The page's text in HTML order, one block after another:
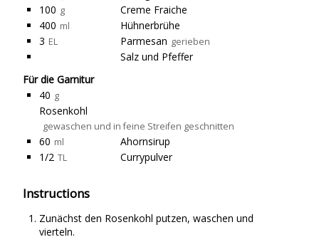
100 g
Creme Fraiche
400 ml
Hühnerbrühe
3 EL Parmesan gerieben
Salz und Pfeffer
Für die Garnitur
40 g
Rosenkohl
gewaschen und in feine Streifen geschnitten
60 ml
Ahornsirup
1/2 TL Currypulver
Instructions
Zunächst den Rosenkohl putzen, waschen und
vierteln.